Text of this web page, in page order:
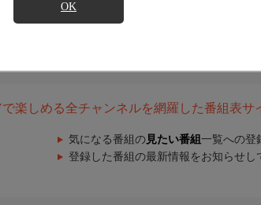
OK
楽しめる全チャンネルを網羅した番組表サ
気になる番組の 見たい番組 一覧への登
登録した番組の最新情報をお知らせし